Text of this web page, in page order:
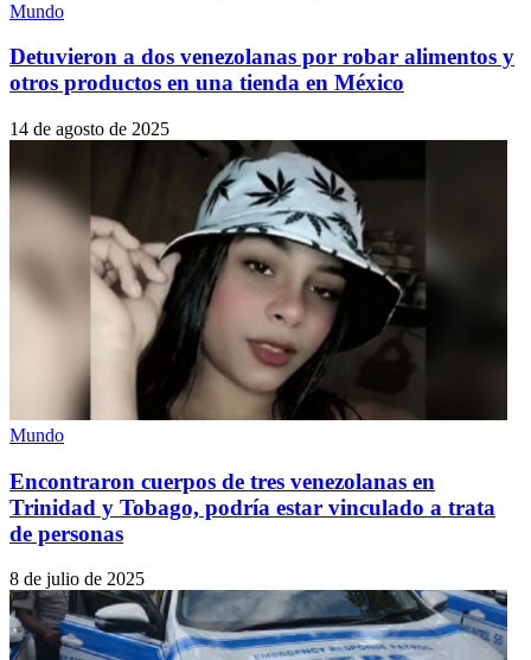
Mundo
Detuvieron a dos venezolanas por robar alimentos y
otros productos en una tienda en México
14 de agosto de 2025
Mundo
Encontraron cuerpos de tres venezolanas en
Trinidad y Tobago, podría estar vinculado a trata
de personas
8 de julio de 2025